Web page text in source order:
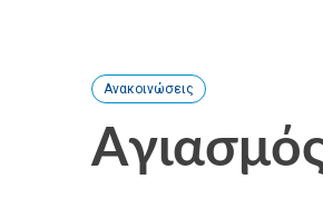
Ανακοινώσεις